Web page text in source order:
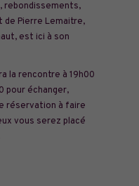
rebondissements,
Pierre Lemaitre,
est ici à son
la rencontre à 19h00
pour échanger,
réservation à faire
vous serez placé